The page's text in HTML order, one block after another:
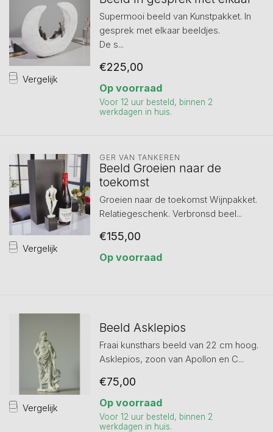
Vergelijk
Supermooi beeld van Kunstpakket. In
gesprek met elkaar beeldjes.
De s...
€225,00
Op voorraad
Voor 12 uur besteld, binnen 2
werkdagen in huis.
Vergelijk
GER VAN TANKEREN
Beeld Groeien naar de
toekomst
Groeien naar de toekomst Wijnpakket.
Relatiegeschenk. Verbronsd beel...
€155,00
Op voorraad
Vergelijk
Beeld Asklepios
Fraai kunsthars beeld van 22 cm hoog.
Asklepios, zoon van Apollon en C...
€75,00
Op voorraad
Voor 12 uur besteld, binnen 2
werkdagen in huis.